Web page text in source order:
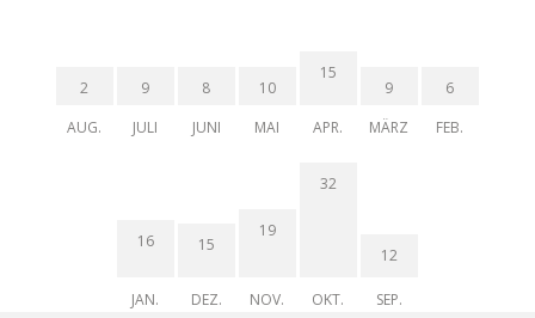
2
AUG.
9
JULI
8
JUNI
10
MAI
15
APR.
9
MÄRZ
6
FEB.
16
JAN.
15
DEZ.
19
NOV.
32
OKT.
12
SEP.